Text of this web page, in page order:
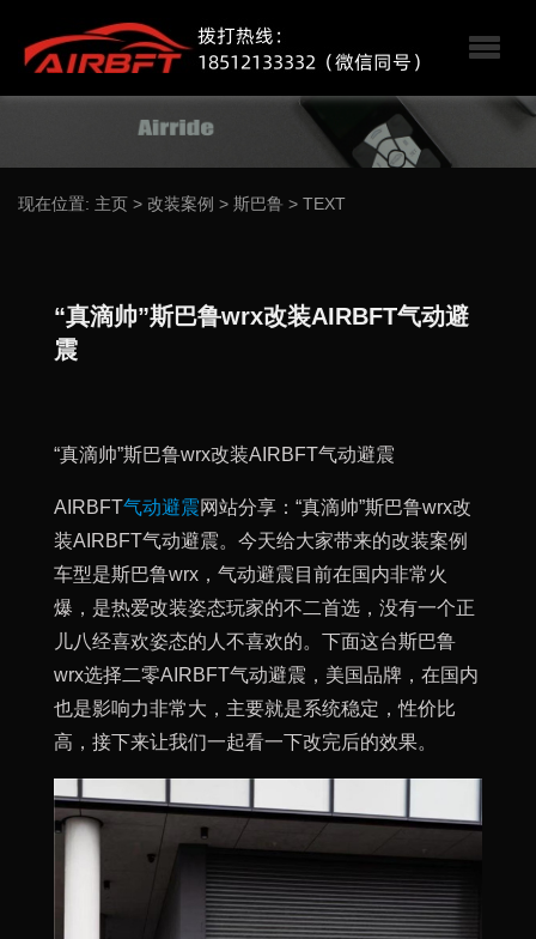
现在位置: 主页 > 改装案例 > 斯巴鲁 > TEXT
“真滴帅”斯巴鲁wrx改装AIRBFT气动避
震
“真滴帅”斯巴鲁wrx改装AIRBFT气动避震
AIRBFT气动避震网站分享：“真滴帅”斯巴鲁wrx改
装AIRBFT气动避震。今天给大家带来的改装案例
车型是斯巴鲁wrx，气动避震目前在国内非常火
爆，是热爱改装姿态玩家的不二首选，没有一个正
儿八经喜欢姿态的人不喜欢的。下面这台斯巴鲁
wrx选择二零AIRBFT气动避震，美国品牌，在国内
也是影响力非常大，主要就是系统稳定，性价比
高，接下来让我们一起看一下改完后的效果。